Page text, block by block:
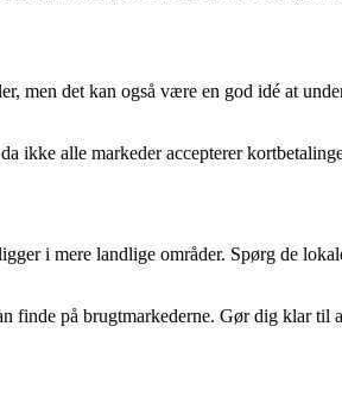
men det kan også være en god idé at
ikke alle markeder accepterer
i mere landlige områder. Spørg de
finde på brugtmarkederne. Gør dig klar til